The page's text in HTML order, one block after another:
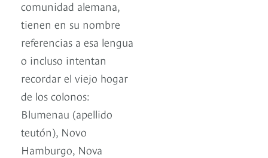
comunidad alemana,
tienen en su nombre
referencias a esa lengua
o incluso intentan
recordar el viejo hogar
de los colonos:
Blumenau (apellido
teutón), Novo
Hamburgo, Nova